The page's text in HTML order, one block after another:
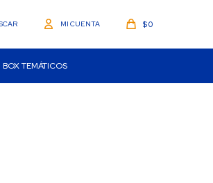
BOX TEMÁTICOS
$0